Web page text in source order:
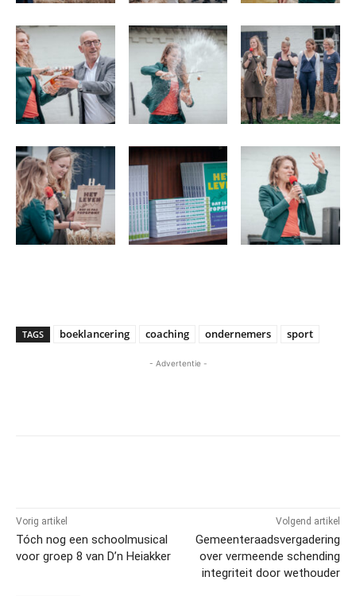
TAGS boeklancering coaching ondernemers sport
- Advertentie -
Vorig artikel
Tóch nog een schoolmusical
voor groep 8 van D’n Heiakker
Volgend artikel
Gemeenteraadsvergadering
over vermeende schending
integriteit door wethouder